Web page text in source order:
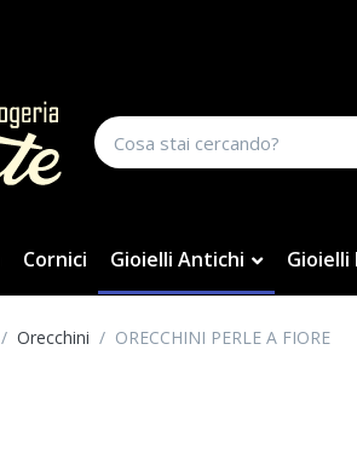
Cornici Gioielli Antichi Gioielli
Orecchini ORECCHINI PERLE A FIORE